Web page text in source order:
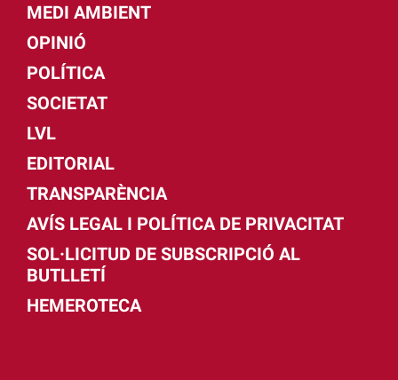
MEDI AMBIENT
OPINIÓ
POLÍTICA
SOCIETAT
LVL
EDITORIAL
TRANSPARÈNCIA
AVÍS LEGAL I POLÍTICA DE PRIVACITAT
SOL·LICITUD DE SUBSCRIPCIÓ AL
BUTLLETÍ
HEMEROTECA